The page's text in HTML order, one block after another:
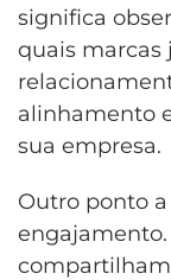
significa
quais marcas
alinhamento
sua empresa.
Outro ponto